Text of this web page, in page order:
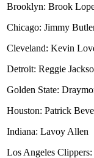
Brooklyn: Brook
Chicago: Jimmy
Cleveland: Kevin
Detroit: Reggie
Golden State:
Houston: Patrick
Indiana: Lavoy Allen
Los Angeles